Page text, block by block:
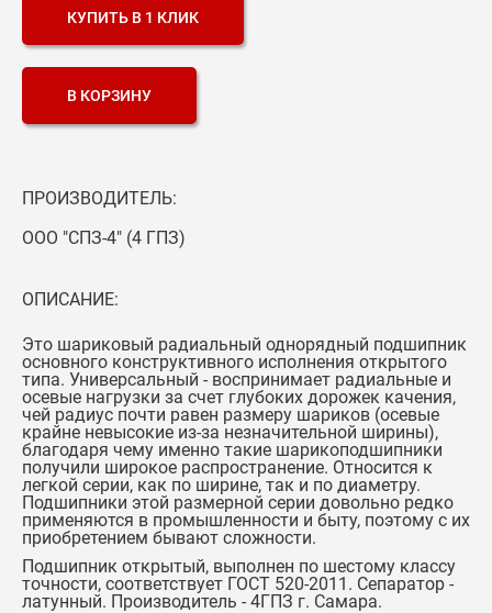
КУПИТЬ В 1 КЛИК
В КОРЗИНУ
ПРОИЗВОДИТЕЛЬ:
ООО "СПЗ-4" (4 ГПЗ)
ОПИСАНИЕ:
Это шариковый радиальный однорядный подшипник
основного конструктивного исполнения открытого
типа. Универсальный - воспринимает радиальные и
осевые нагрузки за счет глубоких дорожек качения,
чей радиус почти равен размеру шариков (осевые
крайне невысокие из-за незначительной ширины),
благодаря чему именно такие шарикоподшипники
получили широкое распространение. Относится к
легкой серии, как по ширине, так и по диаметру.
Подшипники этой размерной серии довольно редко
применяются в промышленности и быту, поэтому с их
приобретением бывают сложности.
Подшипник открытый, выполнен по шестому классу
точности, соответствует ГОСТ 520-2011. Сепаратор -
латунный. Производитель - 4ГПЗ г. Самара.